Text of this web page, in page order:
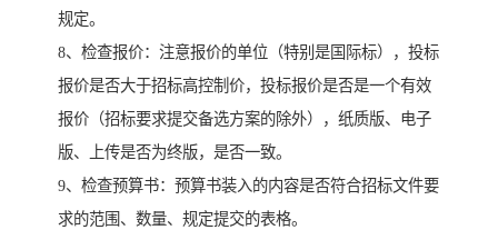
规定。
8、检查报价：注意报价的单位（特别是国际标），投标
报价是否大于招标高控制价，投标报价是否是一个有效
报价（招标要求提交备选方案的除外），纸质版、电子
版、上传是否为终版，是否一致。
9、检查预算书：预算书装入的内容是否符合招标文件要
求的范围、数量、规定提交的表格。